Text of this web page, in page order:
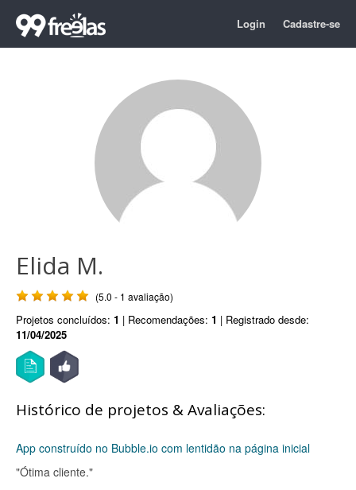
Login Cadastre-se
Elida M.
(5.0 - 1 avaliação)
Projetos concluídos: 1 | Recomendações: 1 | Registrado desde:
11/04/2025
Histórico de projetos & Avaliações:
App construído no Bubble.io com lentidão na página inicial
"Ótima cliente."